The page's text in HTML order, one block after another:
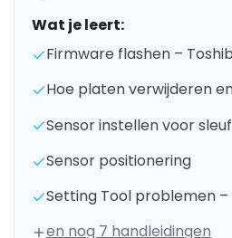
Wat je leert:
Firmware flashen –
Hoe platen verwijderen
Sensor instellen voor
Sensor positionering
Setting Tool problemen –
en nog 7 handleidingen